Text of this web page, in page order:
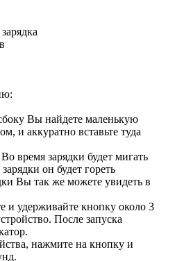
Вы найдете маленькую
и аккуратно вставьте туда
время зарядки будет мигать
он будет гореть
Вы так же можете увидеть в
и удерживайте кнопку около 3
После запуска
нажмите на кнопку и